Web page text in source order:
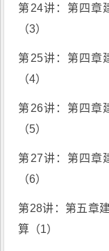
第24讲：第四章
（3）
第25讲：第四章
（4）
第26讲：第四章
（5）
第27讲：第四章
（6）
第28讲：第五章
算（1）